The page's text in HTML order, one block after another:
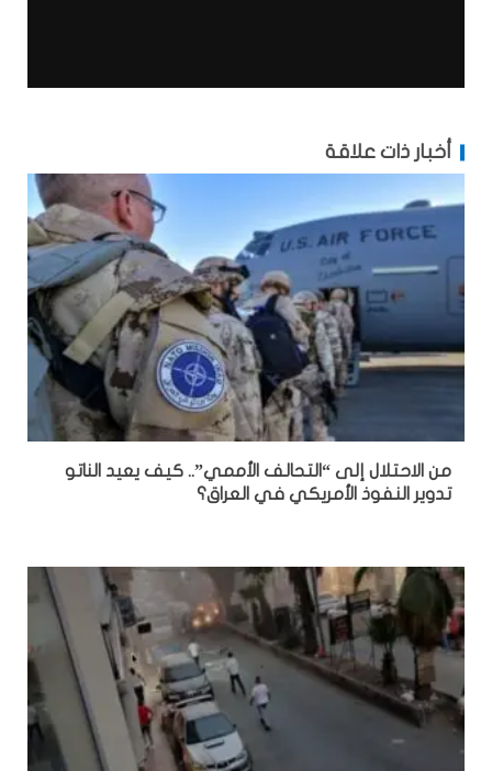
أخبار ذات علاقة
من الاحتلال إلى “التحالف الأممي”.. كيف يعيد الناتو
تدوير النفوذ الأمريكي في العراق؟